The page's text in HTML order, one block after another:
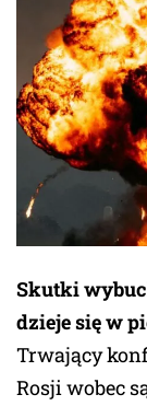
Skutki
dzieje się w
Trwający
Rosji wobec